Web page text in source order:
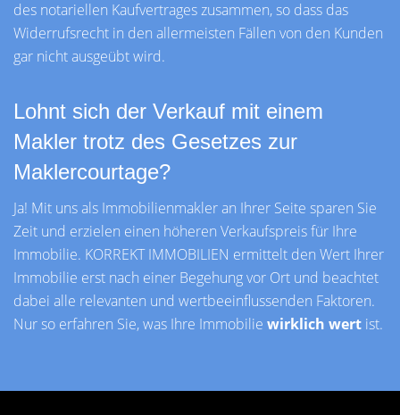
des notariellen Kaufvertrages zusammen, so dass das
Widerrufsrecht in den allermeisten Fällen von den Kunden
gar nicht ausgeübt wird.
Lohnt sich der Verkauf mit einem
Makler trotz des Gesetzes zur
Maklercourtage?
Ja! Mit uns als Immobilienmakler an Ihrer Seite sparen Sie
Zeit und erzielen einen höheren Verkaufspreis für Ihre
Immobilie. KORREKT IMMOBILIEN ermittelt den Wert Ihrer
Immobilie erst nach einer Begehung vor Ort und beachtet
dabei alle relevanten und wertbeeinflussenden Faktoren.
Nur so erfahren Sie, was Ihre Immobilie wirklich wert ist.